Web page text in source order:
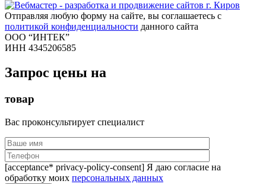
Отправляя любую форму на сайте, вы соглашаетесь с
политикой конфиденциальности данного сайта
ООО “ИНТЕК”
ИНН 4345206585
Запрос цены на
товар
Вас проконсультирует специалист
[acceptance* privacy-policy-consent] Я даю согласие на
обработку моих персональных данных